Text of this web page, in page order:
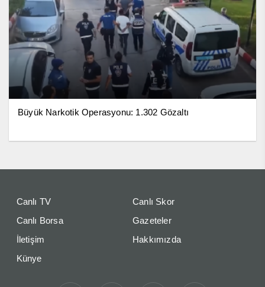
Büyük Narkotik Operasyonu: 1.302 Gözaltı
Canlı TV
Canlı Skor
Canlı Borsa
Gazeteler
İletişim
Hakkımızda
Künye